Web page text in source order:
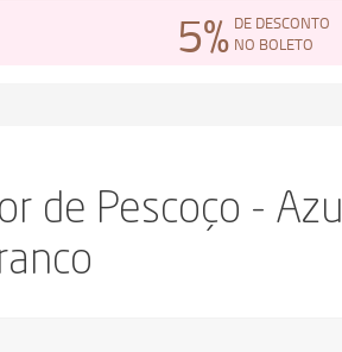
5% DE DESCONTO
NO BOLETO
de Pescoço - Azul